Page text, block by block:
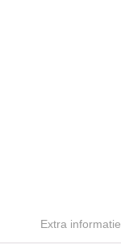
Extra informatie